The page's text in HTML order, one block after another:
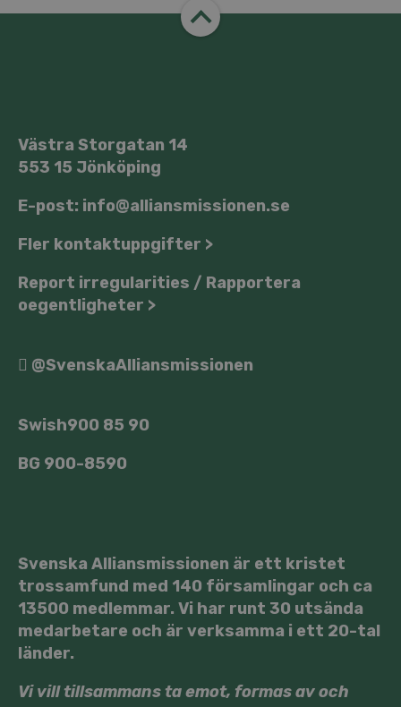
Västra Storgatan 14
553 15 Jönköping
E-post: info@alliansmissionen.se
Fler kontaktuppgifter >
Report irregularities / Rapportera
oegentligheter >
@SvenskaAlliansmissionen
Swish900 85 90
BG 900-8590
Svenska Alliansmissionen är ett kristet
trossamfund med 140 församlingar och ca
13500 medlemmar. Vi har runt 30 utsända
medarbetare och är verksamma i ett 20-tal
länder.
Vi vill tillsammans ta emot, formas av och